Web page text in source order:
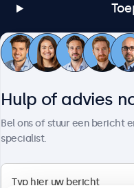
Hulp of advies
Bel ons of stuur een bericht
specialist.